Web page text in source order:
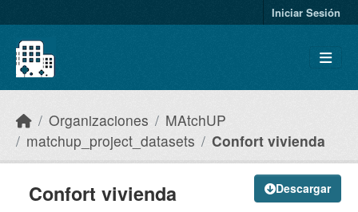
Iniciar Sesión
Organizaciones
MAtchUP
matchup_project_datasets
Confort vivienda
Descargar
Confort vivienda